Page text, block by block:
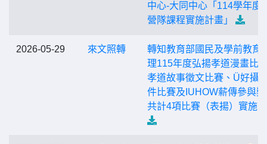
中心-大同中心「114學年度
營隊課程實施計畫」
2026-05-29 來文照轉
轉知教育部國民及學前教育
理115年度弘揚孝道漫畫比
孝道故事徵文比賽、Ü好攝
件比賽及IUHOW薪傳參與
共計4項比賽（表揚）實施